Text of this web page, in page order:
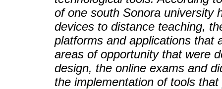
of one south Sonora university
devices to distance teaching,
platforms and applications that
areas of opportunity that were
design, the online exams and
the implementation of tools